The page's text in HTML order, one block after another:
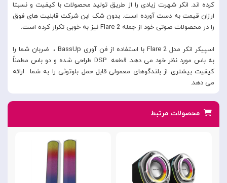
کرده اند. انکر شهرت زیادی را از طریق تولید محصولات با کیفیت و نسبتا
ارزان قیمت به دست آورده است. بدون شک این شرکت قابلیت های فوق
را در محصولات صوتی خود از جمله Flare 2 نیز به خوبی تکرار کرده است.
اسپیکر انکر مدل Flare 2 با استفاده از فن آوری BassUp ، ضربان شما را
به باس مورد نظر خود می دهد. قطعه DSP طراحی شده و دو باس مطمناً
کیفیت بیشتری از بلندگوهای معمولی قابل حمل بلوتوثی را به شما ارائه
می دهد.
محصولات مرتبط